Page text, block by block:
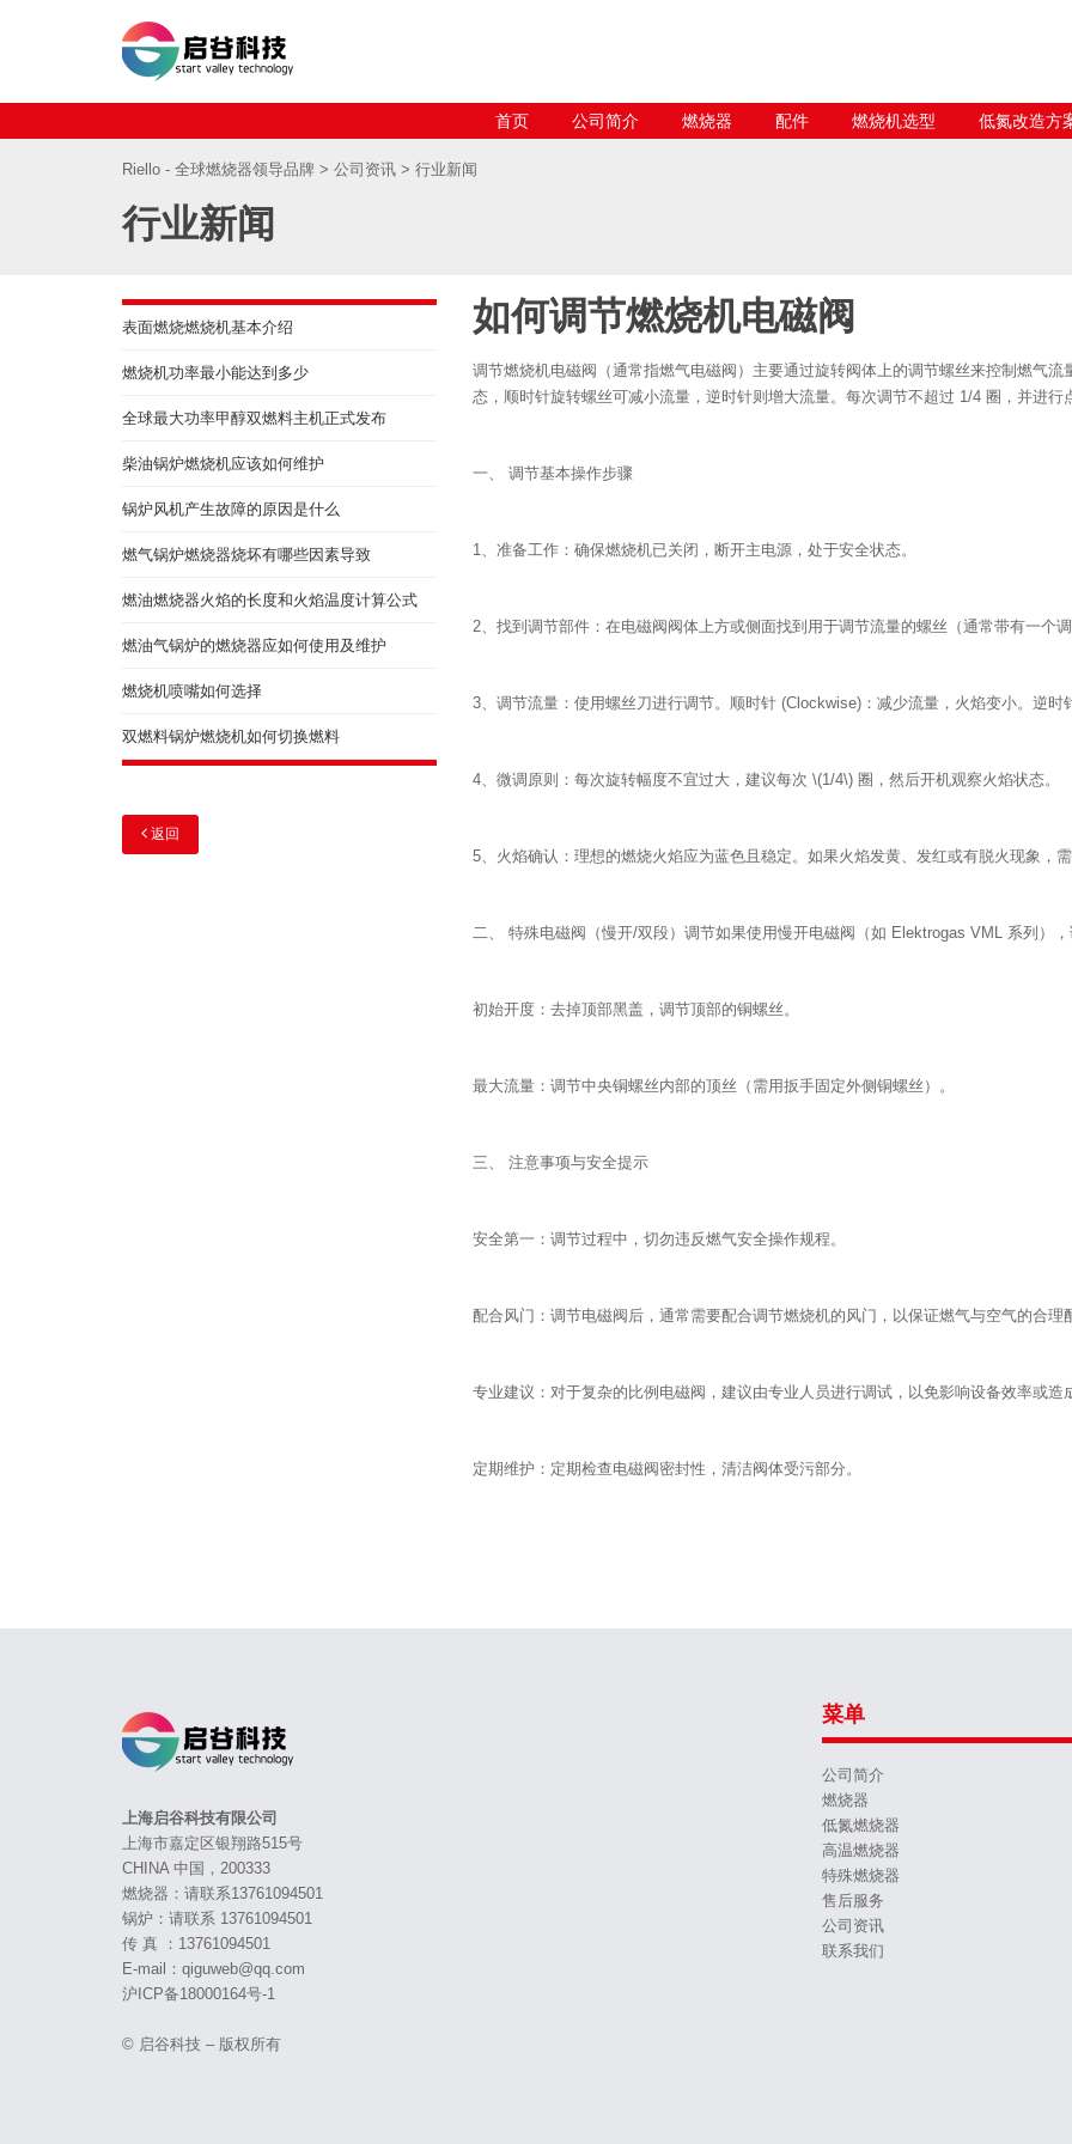
首页 公司简介 燃烧器 配件 燃烧机选型 低氮改造方
Riello - 全球燃烧器领导品牌 > 公司资讯 > 行业新闻
行业新闻
表面燃烧燃烧机基本介绍
燃烧机功率最小能达到多少
全球最大功率甲醇双燃料主机正式发布
柴油锅炉燃烧机应该如何维护
锅炉风机产生故障的原因是什么
燃气锅炉燃烧器烧坏有哪些因素导致
燃油燃烧器火焰的长度和火焰温度计算公式
燃油气锅炉的燃烧器应如何使用及维护
燃烧机喷嘴如何选择
双燃料锅炉燃烧机如何切换燃料
返回
如何调节燃烧机电磁阀
调节燃烧机电磁阀（通常指燃气电磁阀）主要通过旋转阀体上的调节螺丝来控制燃气
态，顺时针旋转螺丝可减小流量，逆时针则增大流量。每次调节不超过 1/4 圈，并进行
一、 调节基本操作步骤
1、准备工作：确保燃烧机已关闭，断开主电源，处于安全状态。
2、找到调节部件：在电磁阀阀体上方或侧面找到用于调节流量的螺丝（通常带有一个调
3、调节流量：使用螺丝刀进行调节。顺时针 (Clockwise)：减少流量，火焰变小。逆时
4、微调原则：每次旋转幅度不宜过大，建议每次 \(1/4\) 圈，然后开机观察火焰状态。
5、火焰确认：理想的燃烧火焰应为蓝色且稳定。如果火焰发黄、发红或有脱火现象，需
二、 特殊电磁阀（慢开/双段）调节如果使用慢开电磁阀（如 Elektrogas VML 系列），
初始开度：去掉顶部黑盖，调节顶部的铜螺丝。
最大流量：调节中央铜螺丝内部的顶丝（需用扳手固定外侧铜螺丝）。
三、 注意事项与安全提示
安全第一：调节过程中，切勿违反燃气安全操作规程。
配合风门：调节电磁阀后，通常需要配合调节燃烧机的风门，以保证燃气与空气的合理
专业建议：对于复杂的比例电磁阀，建议由专业人员进行调试，以免影响设备效率或造
定期维护：定期检查电磁阀密封性，清洁阀体受污部分。
上海启谷科技有限公司
上海市嘉定区银翔路515号
CHINA 中国，200333
燃烧器：请联系13761094501
锅炉：请联系 13761094501
传 真 ：13761094501
E-mail：qiguweb@qq.com
沪ICP备18000164号-1
© 启谷科技 – 版权所有
菜单
公司简介
燃烧器
低氮燃烧器
高温燃烧器
特殊燃烧器
售后服务
公司资讯
联系我们